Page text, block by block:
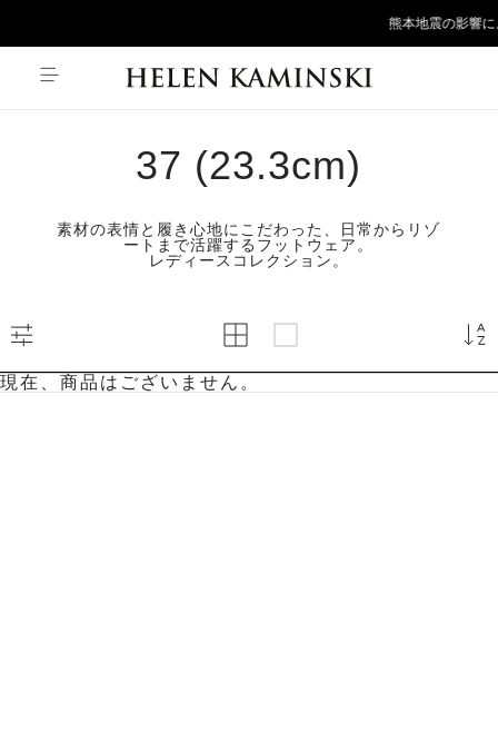
熊本地震の影響
37 (23.3cm)
素材の表情と履き心地にこだわった、日常からリゾ
ートまで活躍するフットウェア。
レディースコレクション。
現在、商品はございません。